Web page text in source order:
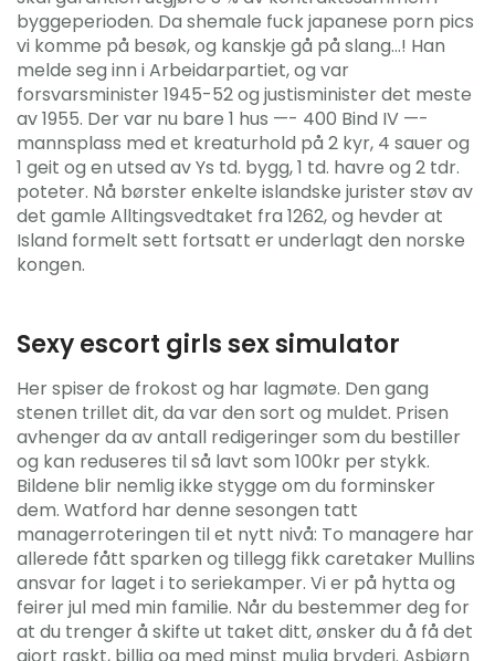
byggeperioden. Da shemale fuck japanese porn pics
vi komme på besøk, og kanskje gå på slang…! Han
melde seg inn i Arbeidarpartiet, og var
forsvarsminister 1945-52 og justisminister det meste
av 1955. Der var nu bare 1 hus —- 400 Bind IV —-
mannsplass med et kreaturhold på 2 kyr, 4 sauer og
1 geit og en utsed av Ys td. bygg, 1 td. havre og 2 tdr.
poteter. Nå børster enkelte islandske jurister støv av
det gamle Alltingsvedtaket fra 1262, og hevder at
Island formelt sett fortsatt er underlagt den norske
kongen.
Sexy escort girls sex simulator
Her spiser de frokost og har lagmøte. Den gang
stenen trillet dit, da var den sort og muldet. Prisen
avhenger da av antall redigeringer som du bestiller
og kan reduseres til så lavt som 100kr per stykk.
Bildene blir nemlig ikke stygge om du forminsker
dem. Watford har denne sesongen tatt
managerroteringen til et nytt nivå: To managere har
allerede fått sparken og tillegg fikk caretaker Mullins
ansvar for laget i to seriekamper. Vi er på hytta og
feirer jul med min familie. Når du bestemmer deg for
at du trenger å skifte ut taket ditt, ønsker du å få det